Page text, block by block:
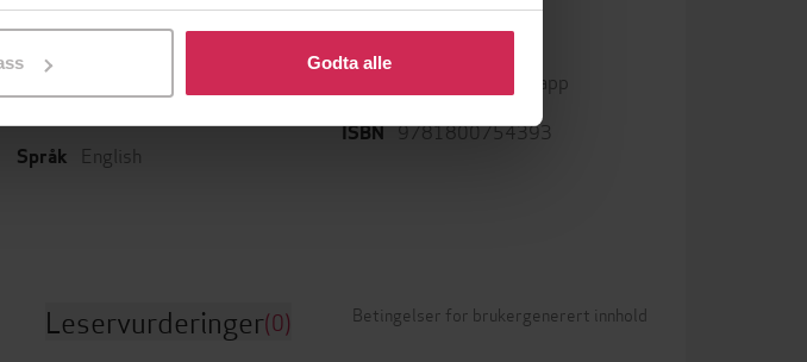
når som helst trekke tilbake eller endre ditt samtykke.
Godta alle
Sjanger
Dokumentar og fakta
samfunn
Språk English
Format mp3
Kun app
ISBN 9781800754393
Leservurderinger(0) Betingelser for brukergenerert innhold